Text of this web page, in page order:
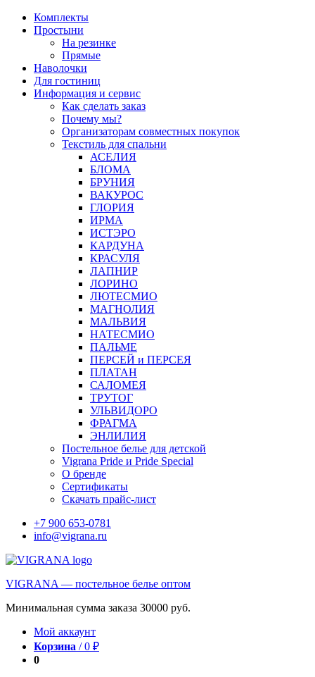
Перейти
содержимому
Комплекты
Простыни
На резинке
Прямые
Наволочки
Для гостиниц
Информация и сервис
Как сделать заказ
Почему мы?
Организаторам совместных покупок
Текстиль для спальни
АСЕЛИЯ
БЛОМА
БРУНИЯ
ВАКУРОС
ГЛОРИЯ
ИРМА
ИСТЭРО
КАРДУНА
КРАСУЛЯ
ЛАПНИР
ЛОРИНО
ЛЮТЕСМИО
МАГНОЛИЯ
МАЛЬВИЯ
НАТЕСМИО
ПАЛЬМЕ
ПЕРСЕЙ и ПЕРСЕЯ
ПЛАТАН
САЛОМЕЯ
ТРУТОГ
УЛЬВИДОРО
ФРАГМА
ЭНЛИЛИЯ
Постельное белье для детской
Vigrana Pride и Pride Special
О бренде
Сертификаты
Скачать прайс-лист
+7 900 653-0781
info@vigrana.ru
VIGRANA — постельное белье оптом
Минимальная сумма заказа 30000 руб.
Мой аккаунт
Корзина /0 ₽
0